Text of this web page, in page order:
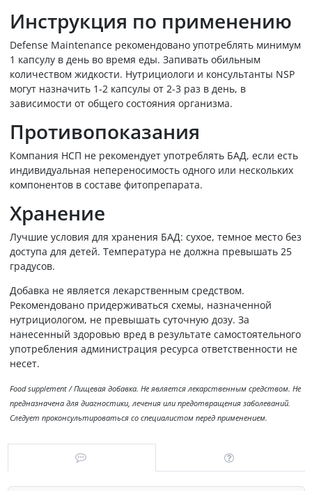
Инструкция по применению
Defense Maintenance рекомендовано употреблять минимум
1 капсулу в день во время еды. Запивать обильным
количеством жидкости. Нутрициологи и консультанты NSP
могут назначить 1-2 капсулы от 2-3 раз в день, в
зависимости от общего состояния организма.
Противопоказания
Компания НСП не рекомендует употреблять БАД, если есть
индивидуальная непереносимость одного или нескольких
компонентов в составе фитопрепарата.
Хранение
Лучшие условия для хранения БАД: сухое, темное место без
доступа для детей. Температура не должна превышать 25
градусов.
Добавка не является лекарственным средством.
Рекомендовано придерживаться схемы, назначенной
нутрициологом, не превышать суточную дозу. За
нанесенный здоровью вред в результате самостоятельного
употребления администрация ресурса ответственности не
несет.
Food supplement / Пищевая добавка. Не является лекарственным средством. Не
предназначена для диагностики, лечения или предотвращения заболеваний.
Следует проконсультироваться со специалистом перед применением.